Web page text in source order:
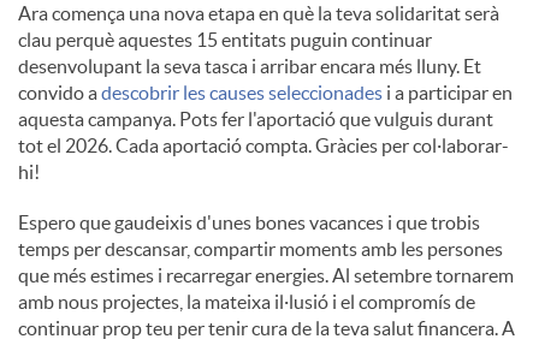
Ara comença una nova etapa en què la teva solidaritat serà
clau perquè aquestes 15 entitats puguin continuar
desenvolupant la seva tasca i arribar encara més lluny. Et
convido adescobrir les causes seleccionades i a participar en
aquesta campanya. Pots fer l'aportació que vulguis durant
tot el 2026. Cada aportació compta. Gràcies per col·laborar-
hi!
Espero que gaudeixis d'unes bones vacances i que trobis
temps per descansar, compartir moments amb les persones
que més estimes i recarregar energies. Al setembre tornarem
amb nous projectes, la mateixa il·lusió i el compromís de
continuar prop teu per tenir cura de la teva salut financera. A